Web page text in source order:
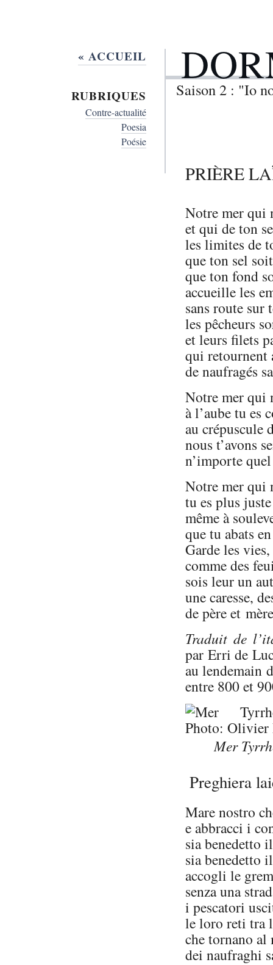
Saison 2 : "Io
PRIÈRE
Notre mer qui
et qui de ton
les limites de
que ton sel
que ton fond
accueille les
sans route sur
les pêcheurs
et leurs filets
qui retournent
de naufragés
Notre mer qui
à l’aube tu es
au crépuscule
nous t’avons
n’importe
Notre mer qui
tu es plus
même à
que tu abats
Garde les
comme des
sois leur un
une caresse,
de père et
Traduit de
par Erri de
au lendemain
entre 800 et
Mer
Preghiera
Mare nostro
e abbracci i
sia benedetto
sia benedetto
accogli le
senza una
i pescatori
le loro reti tra
che tornano al
dei naufraghi
« ACCUEIL
RUBRIQUES
Contre-actualité
Poesia
Poésie